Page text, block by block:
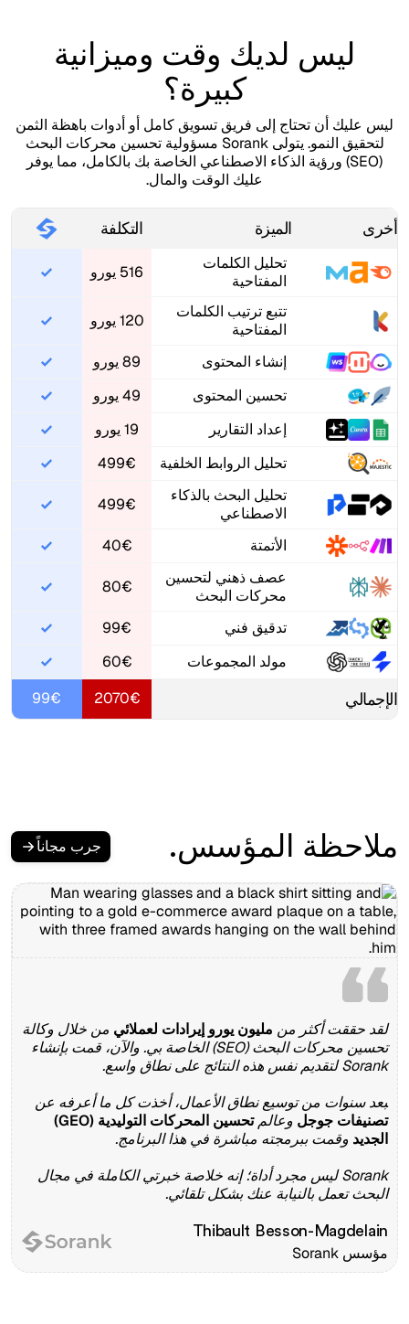
ليس لديك وقت وميزانية
كبيرة؟
ليس عليك أن تحتاج إلى فريق تسويق كامل أو أدوات باهظة الثمن
لتحقيق النمو. يتولى Sorank مسؤولية تحسين محركات البحث
(SEO) ورؤية الذكاء الاصطناعي الخاصة بك بالكامل، مما يوفر
عليك الوقت والمال.
أخرى الميزة التكلفة
تحليل الكلمات
المفتاحية
516 يورو
تتبع ترتيب الكلمات
المفتاحية
120 يورو
إنشاء المحتوى
89 يورو
تحسين المحتوى
49 يورو
إعداد التقارير
19 يورو
تحليل الروابط الخلفية
499€
تحليل البحث بالذكاء
الاصطناعي
499€
الأتمتة
40€
عصف ذهني لتحسين
محركات البحث
80€
تدقيق فني
99€
مولد المجموعات
60€
الإجمالي 2070€
99€
ملاحظة المؤسس. جرب مجاناً
لقد حققت أكثر من مليون يورو إيرادات لعملائي من خلال وكالة
تحسين محركات البحث (SEO) الخاصة بي. والآن، قمت بإنشاء
Sorank لتقديم نفس هذه النتائج على نطاق واسع.
بعد سنوات من توسيع نطاق الأعمال، أخذت كل ما أعرفه عن
تصنيفات جوجل وعالم
تحسين المحركات التوليدية (GEO)
الجديد وقمت ببرمجته مباشرة في هذا البرنامج.
Sorank ليس مجرد أداة؛ إنه خلاصة خبرتي الكاملة في مجال
البحث تعمل بالنيابة عنك بشكل تلقائي.
Thibault Besson-Magdelain
مؤسس Sorank